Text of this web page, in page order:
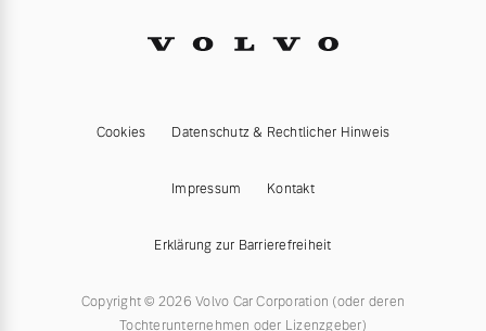
Cookies Datenschutz & Rechtlicher Hinweis
Impressum Kontakt
Erklärung zur Barrierefreiheit
Copyright © 2026 Volvo Car Corporation (oder deren
Tochterunternehmen oder Lizenzgeber)